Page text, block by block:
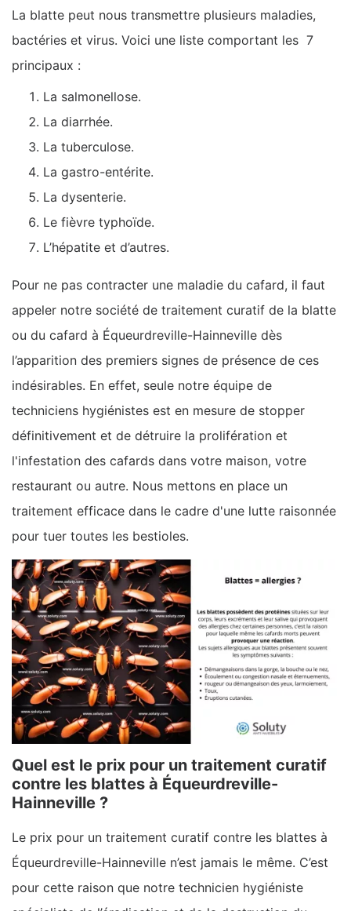
La blatte peut nous transmettre plusieurs maladies,
bactéries et virus. Voici une liste comportant les 7
principaux :
La salmonellose.
La diarrhée.
La tuberculose.
La gastro-entérite.
La dysenterie.
Le fièvre typhoïde.
L’hépatite et d’autres.
Pour ne pas contracter une maladie du cafard, il faut
appeler notre société de traitement curatif de la blatte
ou du cafard à Équeurdreville-Hainneville dès
l’apparition des premiers signes de présence de ces
indésirables. En effet, seule notre équipe de
techniciens hygiénistes est en mesure de stopper
définitivement et de détruire la prolifération et
l'infestation des cafards dans votre maison, votre
restaurant ou autre. Nous mettons en place un
traitement efficace dans le cadre d'une lutte raisonnée
pour tuer toutes les bestioles.
Quel est le prix pour un traitement curatif
contre les blattes à Équeurdreville-
Hainneville ?
Le prix pour un traitement curatif contre les blattes à
Équeurdreville-Hainneville n’est jamais le même. C’est
pour cette raison que notre technicien hygiéniste